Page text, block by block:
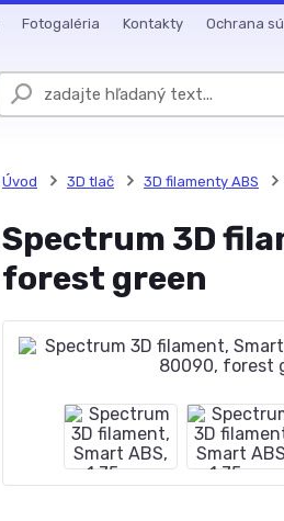
Fotogaléria Kontakty Ochrana
Úvod 3D tlač 3D filamenty ABS
Spectrum 3D
forest green